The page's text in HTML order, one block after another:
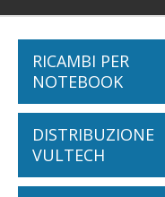
RICAMBI PER
NOTEBOOK
Batterie Notebook
ACER
DISTRIBUZIONE
VULTECH